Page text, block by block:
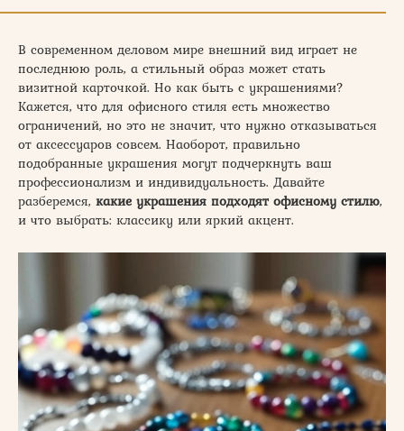
В современном деловом мире внешний вид играет не
последнюю роль, а стильный образ может стать
визитной карточкой. Но как быть с украшениями?
Кажется, что для офисного стиля есть множество
ограничений, но это не значит, что нужно отказываться
от аксессуаров совсем. Наоборот, правильно
подобранные украшения могут подчеркнуть ваш
профессионализм и индивидуальность. Давайте
разберемся, какие украшения подходят офисному стилю,
и что выбрать: классику или яркий акцент.